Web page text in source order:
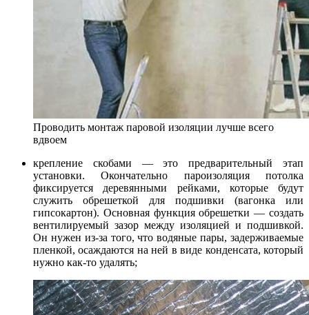
Проводить монтаж паровой изоляции лучше всего
вдвоем
крепление скобами — это предварительный этап
установки. Окончательно пароизоляция потолка
фиксируется деревянными рейками, которые будут
служить обрешеткой для подшивки (вагонка или
гипсокартон). Основная функция обрешетки — создать
вентилируемый зазор между изоляцией и подшивкой.
Он нужен из-за того, что водяные пары, задерживаемые
пленкой, осаждаются на ней в виде конденсата, который
нужно как-то удалять;